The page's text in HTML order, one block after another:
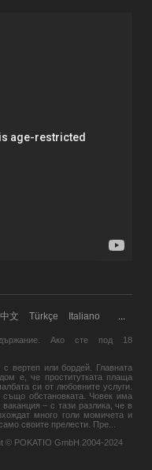
中文 Türkçe Italiano
Ако сте под 18
вертеп или бордей. Главната
е, че проститутката плаща
си от любовните услуги.
също обстановката. Човек има
– с тази разлика, че в
много голи момичета и
своите прелести. Пре
© POKATIO GmbH 2004-2024